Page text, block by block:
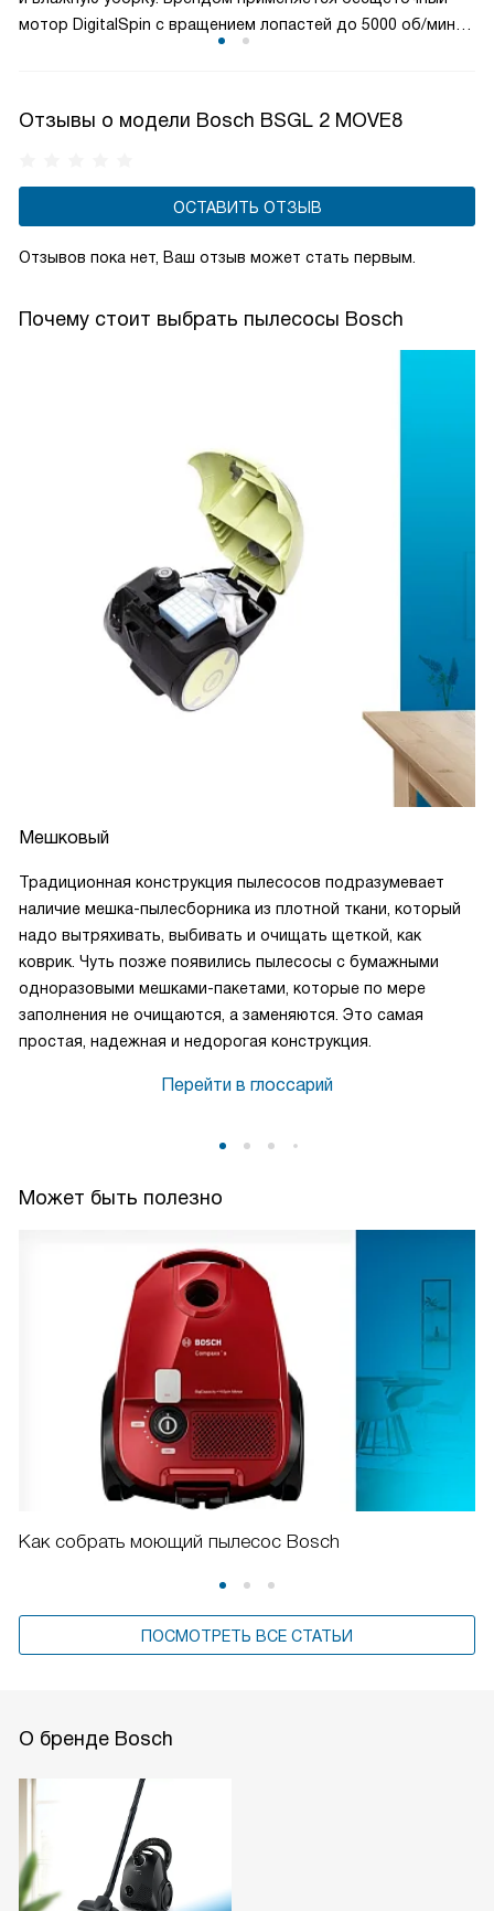
Может быть полезно
Как собрать моющий пылесос Bosch
ПОСМОТРЕТЬ ВСЕ СТАТЬИ
мотор DigitalSpin с вращением лопастей до 5000 об/мин
Отзывы о модели Bosch BSGL 2 MOVE8
ОСТАВИТЬ ОТЗЫВ
Отзывов пока нет, Ваш отзыв может стать первым.
Почему стоит выбрать пылесосы Bosch
Мешковый
Традиционная конструкция пылесосов подразумевает
наличие мешка-пылесборника из плотной ткани, который
надо вытряхивать, выбивать и очищать щеткой, как
коврик. Чуть позже появились пылесосы с бумажными
одноразовыми мешками-пакетами, которые по мере
заполнения не очищаются, а заменяются. Это самая
простая, надежная и недорогая конструкция.
Перейти в глоссарий
О бренде Bosch